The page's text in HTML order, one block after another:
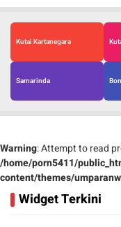
Kutai Kartanegara
Samarinda
Warning: Attempt to read
/home/porn5411/
content/themes/
Widget Terkini